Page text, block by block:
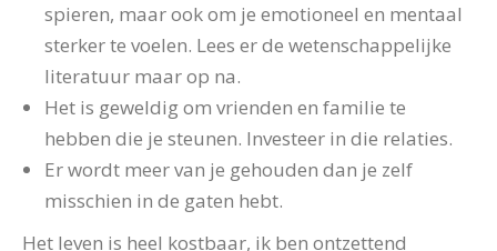
spieren, maar ook om je emotioneel en mentaal
sterker te voelen. Lees er de wetenschappelijke
literatuur maar op na.
Het is geweldig om vrienden en familie te
hebben die je steunen. Investeer in die relaties.
Er wordt meer van je gehouden dan je zelf
misschien in de gaten hebt.
Het leven is heel kostbaar, ik ben ontzettend